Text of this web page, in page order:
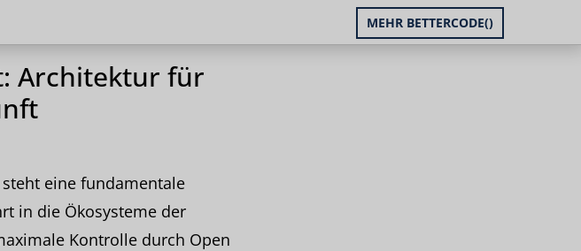
MEHR BETTERCODE()
Architektur für
eine fundamentale
in die Ökosysteme der
Kontrolle durch Open